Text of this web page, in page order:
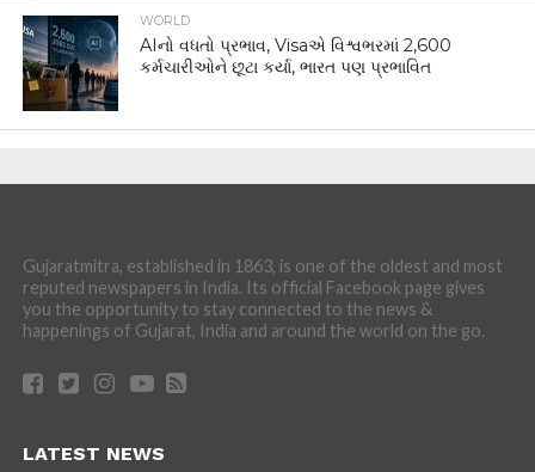
WORLD
AIનો વધતો પ્રભાવ, Visaએ વિશ્વભરમાં 2,600
કર્મચારીઓને છૂટા કર્યા, ભારત પણ પ્રભાવિત
Gujaratmitra, established in 1863, is one of the oldest and most
reputed newspapers in India. Its official Facebook page gives
you the opportunity to stay connected to the news &
happenings of Gujarat, India and around the world on the go.
LATEST NEWS